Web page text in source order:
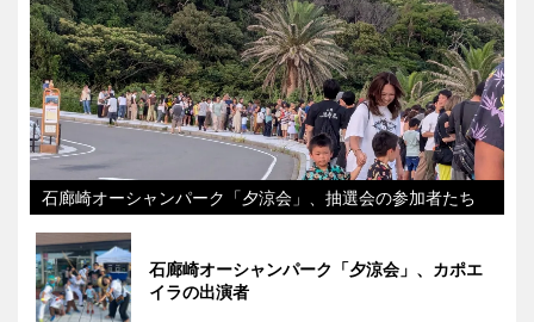
石廊崎オーシャンパーク「夕涼会」、抽選会の参加者たち
石廊崎オーシャンパーク「夕涼会」、カポエ
イラの出演者